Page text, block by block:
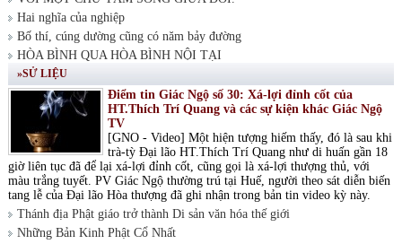
Hai nghĩa của nghiệp
Bố thí, cúng dường cũng có năm bảy đường
HÒA BÌNH QUA HÒA BÌNH NỘI TẠI
»SỬ LIỆU
Điểm tin Giác Ngộ số 30: Xá-lợi đỉnh cốt của
HT.Thích Trí Quang và các sự kiện khác Giác Ngộ
TV
[GNO - Video] Một hiện tượng hiếm thấy, đó là sau khi
trà-tỳ Đại lão HT.Thích Trí Quang như di huấn gần 18
giờ liên tục đã để lại xá-lợi đỉnh cốt, cũng gọi là xá-lợi thượng thủ, với
màu trắng tuyết. PV Giác Ngộ thường trú tại Huế, người theo sát diễn biến
tang lễ của Đại lão Hòa thượng đã ghi nhận trong bản tin video kỳ này.
Thánh địa Phật giáo trở thành Di sản văn hóa thế giới
Những Bản Kinh Phật Cổ Nhất